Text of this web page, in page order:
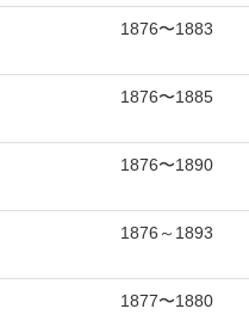
1876〜1883
1876〜1885
1876〜1890
1876～1893
1877〜1880